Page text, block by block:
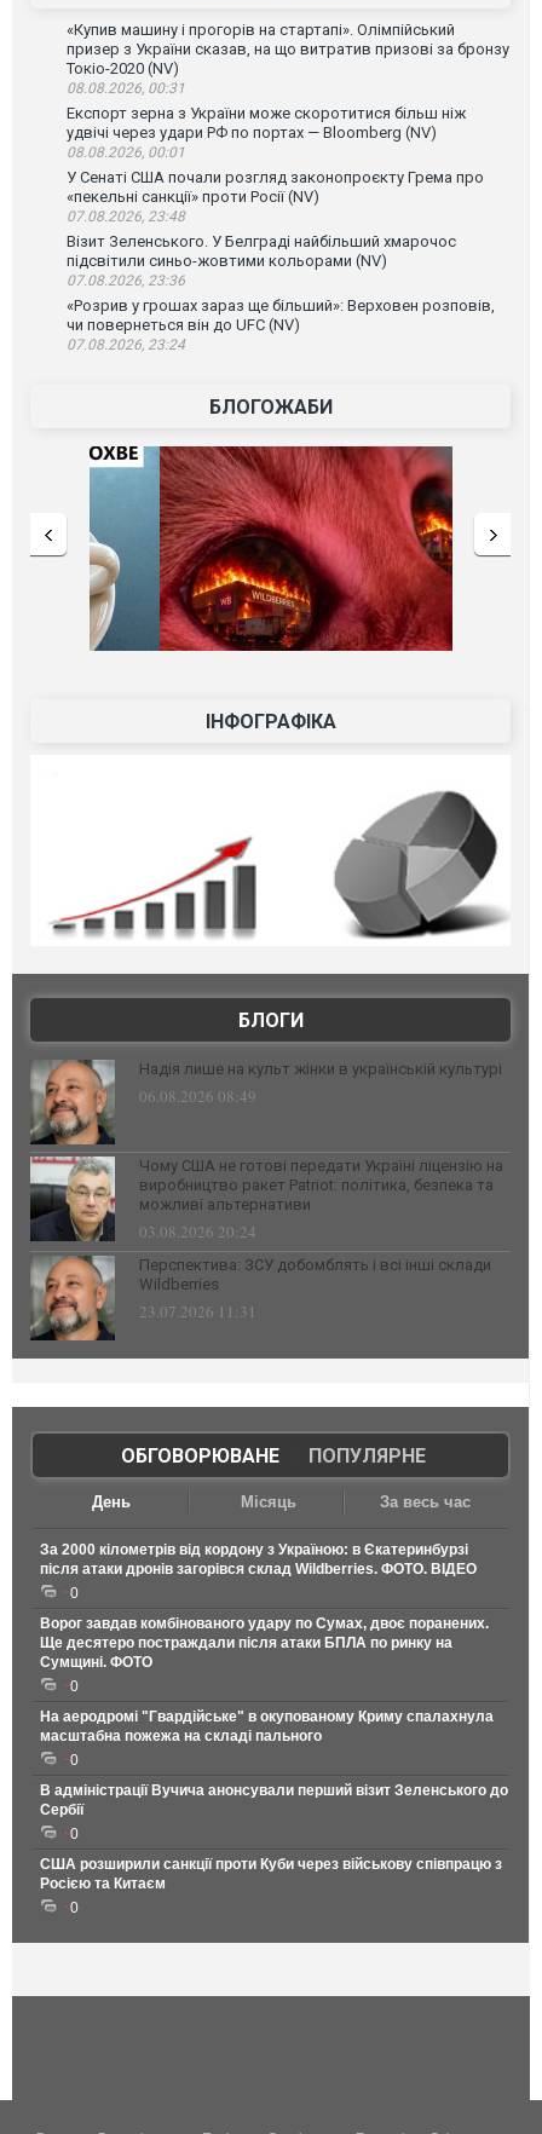
«Купив машину і прогорів на стартапі». Олімпійський
призер з України сказав, на що витратив призові за бронзу
Токіо-2020 (NV)
08.08.2026, 00:31
Експорт зерна з України може скоротитися більш ніж
удвічі через удари РФ по портах — Bloomberg (NV)
08.08.2026, 00:01
У Сенаті США почали розгляд законопроєкту Грема про
«пекельні санкції» проти Росії (NV)
07.08.2026, 23:48
Візит Зеленського. У Белграді найбільший хмарочос
підсвітили синьо-жовтими кольорами (NV)
07.08.2026, 23:36
«Розрив у грошах зараз ще більший»: Верховен розповів,
чи повернеться він до UFC (NV)
07.08.2026, 23:24
БЛОГОЖАБИ
ІНФОГРАФІКА
БЛОГИ
Надія лише на культ жінки в українській культурі
06.08.2026 08:49
Чому США не готові передати Україні ліцензію на
виробництво ракет Patriot: політика, безпека та
можливі альтернативи
03.08.2026 20:24
Перспектива: ЗСУ добомблять і всі інші склади
Wildberries
23.07.2026 11:31
ОБГОВОРЮВАНЕ| ПОПУЛЯРНЕ
День Місяць За весь час
За 2000 кілометрів від кордону з Україною: в Єкатеринбурзі
після атаки дронів загорівся склад Wildberries. ФОТО. ВІДЕО
0
Ворог завдав комбінованого удару по Сумах, двоє поранених.
Ще десятеро постраждали після атаки БПЛА по ринку на
Сумщині. ФОТО
0
На аеродромі "Гвардійське" в окупованому Криму спалахнула
масштабна пожежа на складі пального
0
В адміністрації Вучича анонсували перший візит Зеленського до
Сербії
0
США розширили санкції проти Куби через військову співпрацю з
Росією та Китаєм
0